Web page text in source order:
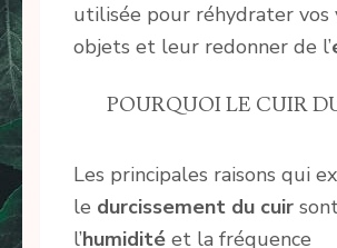
utilisée pour réhydrater vos
objets et leur redonner de l’
POURQUOI LE CUIR
Les principales raisons qui
le durcissement du cuir
l’humidité et la fréquence